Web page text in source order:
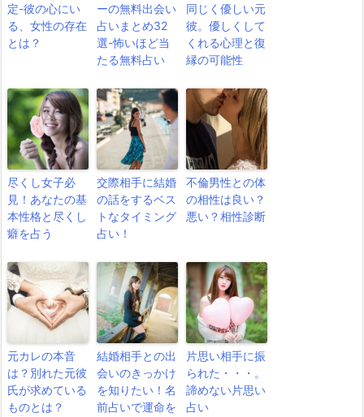
定-彼の心にい
る、女性の存在
とは？
ーの無料出会い
占いまとめ32
選-怖いほど当
たる無料占い
同じく優しい元
彼。優しくして
くれる心理と復
縁の可能性
尽くし女子必
見！あなたの基
本性格と尽くし
癖を占う
交際相手に結婚
の話をするベス
トなタイミング
占い！
不倫男性との体
の相性は良い？
悪い？相性診断
元カレの本音
は？別れた元彼
氏が求めている
ものとは？
結婚相手との出
会いのきっかけ
を知りたい！名
前占いで運命を
片思い相手に振
られた・・・。
諦めない片思い
占い